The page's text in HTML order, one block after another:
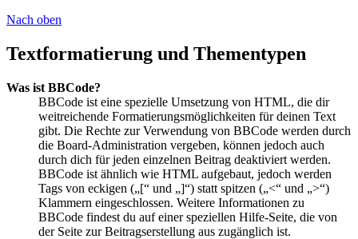
Nach oben
Textformatierung und Thementypen
Was ist BBCode?
BBCode ist eine spezielle Umsetzung von HTML, die dir
weitreichende Formatierungsmöglichkeiten für deinen Text
gibt. Die Rechte zur Verwendung von BBCode werden durch
die Board-Administration vergeben, können jedoch auch
durch dich für jeden einzelnen Beitrag deaktiviert werden.
BBCode ist ähnlich wie HTML aufgebaut, jedoch werden
Tags von eckigen („[“ und „]“) statt spitzen („<“ und „>“)
Klammern eingeschlossen. Weitere Informationen zu
BBCode findest du auf einer speziellen Hilfe-Seite, die von
der Seite zur Beitragserstellung aus zugänglich ist.